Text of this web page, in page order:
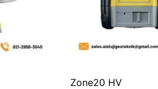
Zone20 HV